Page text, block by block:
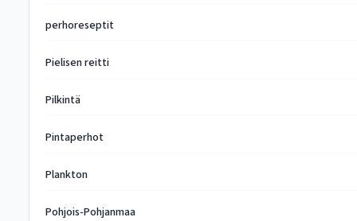
perhoreseptit
Pielisen reitti
Pilkintä
Pintaperhot
Plankton
Pohjois-Pohjanmaa